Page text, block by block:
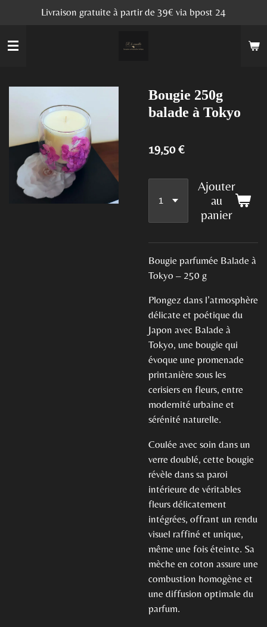
contenu
Livraison gratuite à partir de 39€ via bpost 24
Bougie 250g
balade à Tokyo
19,50 €
Ajouter
au
panier
Bougie parfumée Balade à
Tokyo – 250 g
Plongez dans l’atmosphère
délicate et poétique du
Japon avec Balade à
Tokyo, une bougie qui
évoque une promenade
printanière sous les
cerisiers en fleurs, entre
modernité urbaine et
sérénité naturelle.
Coulée avec soin dans un
verre doublé, cette bougie
révèle dans sa paroi
intérieure de véritables
fleurs délicatement
intégrées, offrant un rendu
visuel raffiné et unique,
même une fois éteinte. Sa
mèche en coton assure une
combustion homogène et
une diffusion optimale du
parfum.